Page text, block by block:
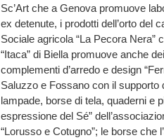
Sc’Art che a Genova promuove
ex detenute, i prodotti dell’orto del
Sociale agricola “La Pecora Nera”
“Itaca” di Biella promuove anche
complementi d’arredo e design
Saluzzo e Fossano con il supporto
lampade, borse di tela, quaderni e
espressione del Sé”
“Lorusso e Cotugno”; le borse che